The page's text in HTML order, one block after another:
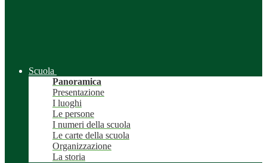
Scuola
Panoramica
Presentazione
I luoghi
Le persone
I numeri della scuola
Le carte della scuola
Organizzazione
La storia